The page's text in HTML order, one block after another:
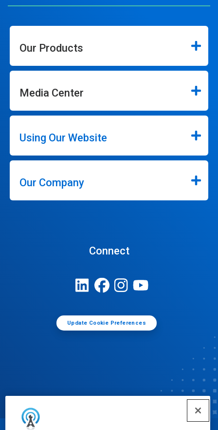
Our Products
Media Center
Using Our Website
Our Company
Connect
Update Cookie Preferences